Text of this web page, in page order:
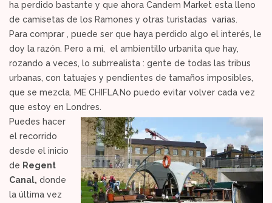
ha perdido bastante y que ahora Candem Market esta lleno
de camisetas de los Ramones y otras turistadas varias.
Para comprar , puede ser que haya perdido algo el interés, le
doy la razón. Pero a mi, el ambientillo urbanita que hay,
rozando a veces, lo subrrealista : gente de todas las tribus
urbanas, con tatuajes y pendientes de tamaños imposibles,
que se mezcla. ME CHIFLA.No puedo evitar volver cada vez
que estoy en Londres.
Puedes hacer
el recorrido
desde el inicio
de Regent
Canal, donde
la última vez